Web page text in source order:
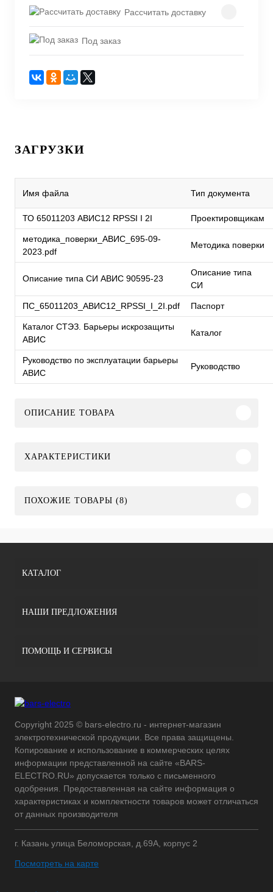
Рассчитать доставку
Под заказ
ЗАГРУЗКИ
Имя файла Тип документа
ТО 65011203 АВИС12 RPSSI I 2I Проектировщикам
методика_поверки_АВИС_695-09-
2023.pdf
Методика поверки
Описание типа СИ АВИС 90595-23
Описание типа
СИ
ПС_65011203_АВИС12_RPSSI_I_2I.pdf Паспорт
Каталог СТЭЗ. Барьеры искрозащиты
АВИС
Каталог
Руководство по эксплуатации барьеры
АВИС
Руководство
ОПИСАНИЕ ТОВАРА
ХАРАКТЕРИСТИКИ
ПОХОЖИЕ ТОВАРЫ (8)
КАТАЛОГ
НАШИ ПРЕДЛОЖЕНИЯ
ПОМОЩЬ И СЕРВИСЫ
Copyright 2025 © bars-electro.ru - интернет-магазин
электротехнической продукции. Все права защищены.
Копирование и использование в коммерческих целях
информации представленной на сайте «BARS-
ELECTRO.RU» допускается только с письменного
одобрения. Предоставленная на сайте информация о
характеристиках и комплектности товаров может отличаться
от данных производителя
г. Казань улица Беломорская, д.69А, корпус 2
Посмотреть на карте